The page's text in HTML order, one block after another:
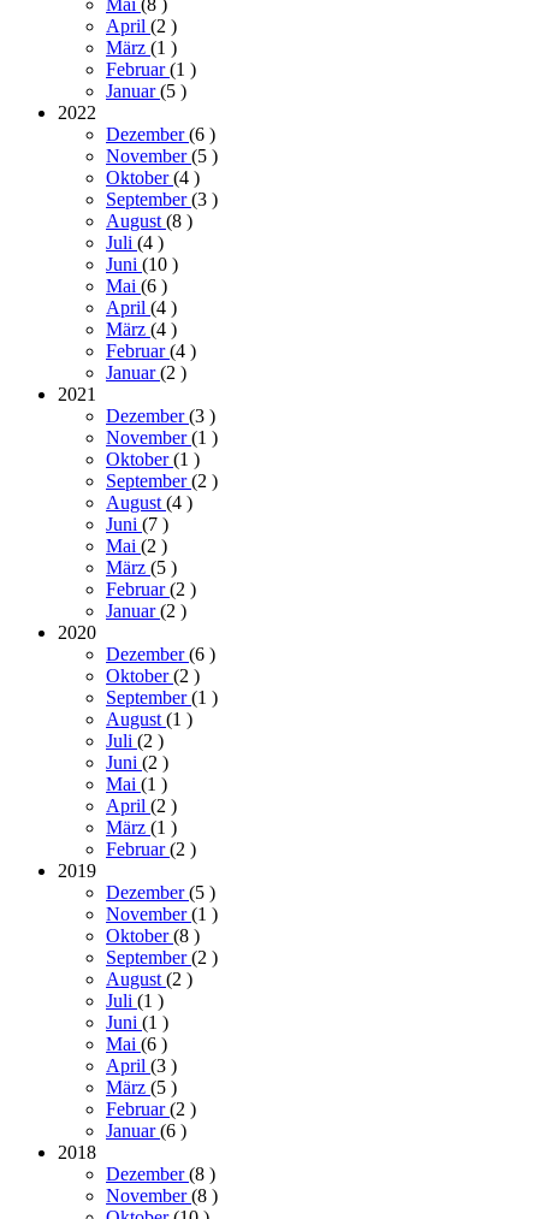
Mai (8 )
April (2 )
März (1 )
Februar(1 )
Januar(5 )
2022
Dezember(6 )
November(5 )
Oktober(4 )
September(3 )
August (8 )
Juli (4 )
Juni (10 )
Mai (6 )
April (4 )
März (4 )
Februar(4 )
Januar(2 )
2021
Dezember(3 )
November(1 )
Oktober(1 )
September(2 )
August (4 )
Juni (7 )
Mai (2 )
März (5 )
Februar(2 )
Januar(2 )
2020
Dezember(6 )
Oktober(2 )
September(1 )
August (1 )
Juli (2 )
Juni (2 )
Mai (1 )
April (2 )
März (1 )
Februar(2 )
2019
Dezember(5 )
November(1 )
Oktober(8 )
September(2 )
August (2 )
Juli (1 )
Juni (1 )
Mai (6 )
April (3 )
März (5 )
Februar(2 )
Januar(6 )
2018
Dezember(8 )
November(8 )